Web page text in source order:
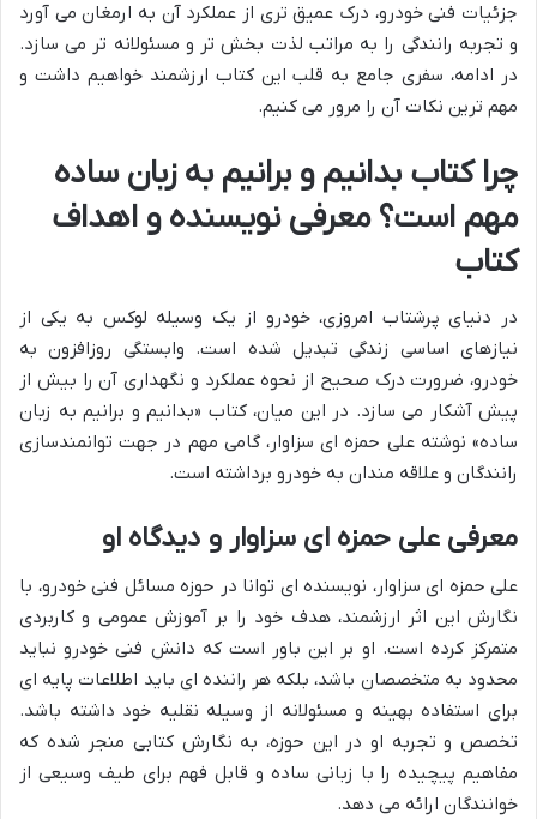
جزئیات فنی خودرو، درک عمیق تری از عملکرد آن به ارمغان می آورد
و تجربه رانندگی را به مراتب لذت بخش تر و مسئولانه تر می سازد.
در ادامه، سفری جامع به قلب این کتاب ارزشمند خواهیم داشت و
مهم ترین نکات آن را مرور می کنیم.
چرا کتاب بدانیم و برانیم به زبان ساده
مهم است؟ معرفی نویسنده و اهداف
کتاب
در دنیای پرشتاب امروزی، خودرو از یک وسیله لوکس به یکی از
نیازهای اساسی زندگی تبدیل شده است. وابستگی روزافزون به
خودرو، ضرورت درک صحیح از نحوه عملکرد و نگهداری آن را بیش از
پیش آشکار می سازد. در این میان، کتاب «بدانیم و برانیم به زبان
ساده» نوشته علی حمزه ای سزاوار، گامی مهم در جهت توانمندسازی
رانندگان و علاقه مندان به خودرو برداشته است.
معرفی علی حمزه ای سزاوار و دیدگاه او
علی حمزه ای سزاوار، نویسنده ای توانا در حوزه مسائل فنی خودرو، با
نگارش این اثر ارزشمند، هدف خود را بر آموزش عمومی و کاربردی
متمرکز کرده است. او بر این باور است که دانش فنی خودرو نباید
محدود به متخصصان باشد، بلکه هر راننده ای باید اطلاعات پایه ای
برای استفاده بهینه و مسئولانه از وسیله نقلیه خود داشته باشد.
تخصص و تجربه او در این حوزه، به نگارش کتابی منجر شده که
مفاهیم پیچیده را با زبانی ساده و قابل فهم برای طیف وسیعی از
خوانندگان ارائه می دهد.